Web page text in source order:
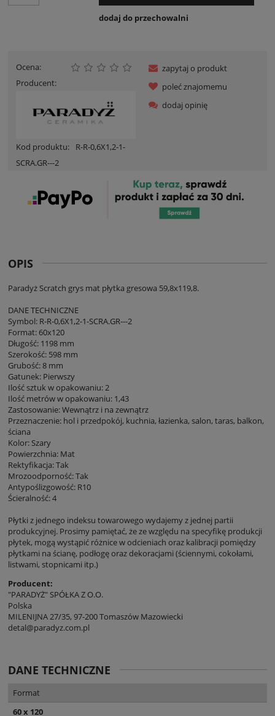
dodaj do przechowalni
Ocena:
Producent:
Kod produktu:
R-R-0,6X1,2-1-
SCRA.GR---2
zapytaj o produkt
poleć znajomemu
dodaj opinię
OPIS
Paradyż Scratch grys mat płytka gresowa 59,8x119,8.
DANE TECHNICZNE
Symbol: R-R-0,6X1,2-1-SCRA.GR---2
Format: 60x120
Długość: 1198 mm
Szerokość: 598 mm
Grubość: 8 mm
Gatunek: Pierwszy
Ilość sztuk w opakowaniu: 2
Ilość metrów w opakowaniu: 1,43
Zastosowanie: Wewnątrz i na zewnątrz
Przeznaczenie: hol i przedpokój, kuchnia, łazienka, salon, taras, balkon,
ściana
Kolor: Szary
Powierzchnia: Mat
Rektyfikacja: Tak
Mrozoodporność: Tak
Antypoślizgowość: R10
Ścieralność: 4
Płytki z jednego indeksu towarowego wydajemy z jednej partii
produkcyjnej. Prosimy pamiętać, że ze względu na specyfikę produkcji
płytek, mogą wystąpić różnice w odcieniach oraz kalibracji pomiędzy
płytkami na ścianę, podłogę oraz dekoracjami (ściennymi, cokołami,
listwami, stopnicami itp.)
Producent:
"PARADYŻ" SPÓŁKA Z O.O.
Polska
MILENIJNA 27/35, 97-200 Tomaszów Mazowiecki
detal@paradyz.com.pl
DANE TECHNICZNE
Format
60 x 120